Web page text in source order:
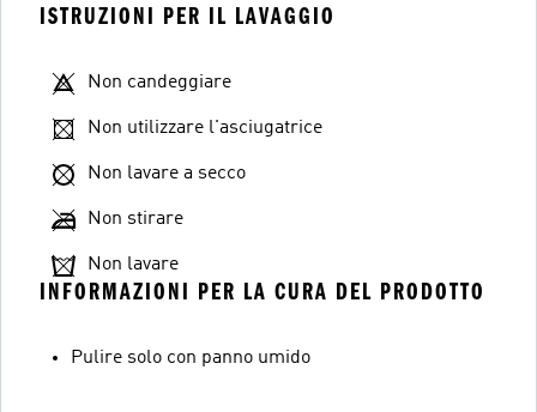
ISTRUZIONI PER IL LAVAGGIO
Non candeggiare
Non utilizzare l'asciugatrice
Non lavare a secco
Non stirare
Non lavare
INFORMAZIONI PER LA CURA DEL PRODOTTO
Pulire solo con panno umido